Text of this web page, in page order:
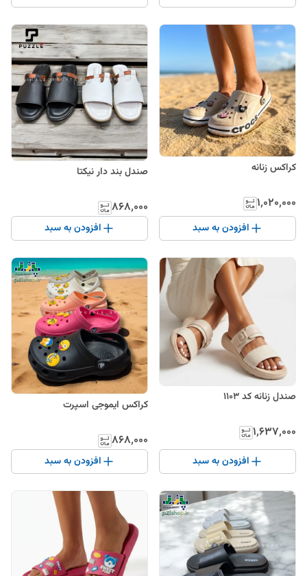
کراکس زنانه
۱٬۰۲۰٬۰۰۰
افزودن به سبد
صندل بند دار نیکتا
۸۶۸٬۰۰۰
افزودن به سبد
صندل زنانه کد ۱۱۰۳
۱٬۶۳۷٬۰۰۰
افزودن به سبد
کراکس ایموجی اسپرت
۸۶۸٬۰۰۰
افزودن به سبد